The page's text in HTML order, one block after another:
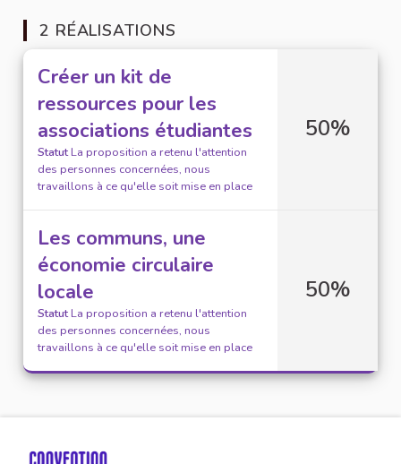
2 RÉALISATIONS
Créer un kit de
ressources pour les
associations étudiantes
Statut La proposition a retenu l'attention
des personnes concernées, nous
travaillons à ce qu'elle soit mise en place
50%
Les communs, une
économie circulaire
locale
Statut La proposition a retenu l'attention
des personnes concernées, nous
travaillons à ce qu'elle soit mise en place
50%